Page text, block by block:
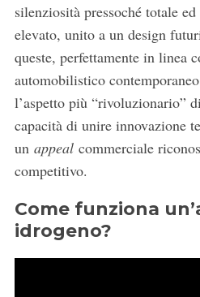
silenziosità pressoché totale
elevato, unito a un design
queste, perfettamente in linea
automobilistico
l’aspetto più “rivoluzionario”
capacità di unire innovazione
un appeal commerciale
competitivo.
Come funziona
idrogeno?